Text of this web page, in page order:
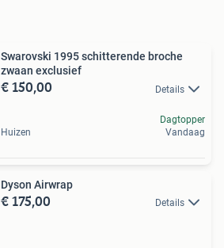
Swarovski 1995 schitterende broche
zwaan exclusief
€ 150,00 Details
Huizen
Dagtopper
Vandaag
Dyson Airwrap
€ 175,00 Details